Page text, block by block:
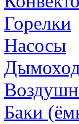
Горелки
Насосы
Баки